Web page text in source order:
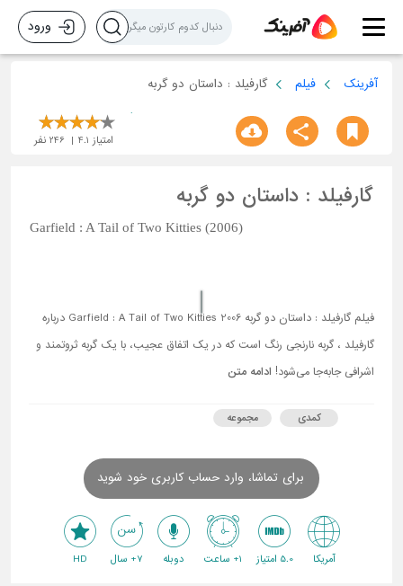
ورود
آفرینک فیلم گارفیلد : داستان دو گربه
امتیاز 4.1
246 نفر
گارفیلد : داستان دو گربه
Garfield : A Tail of Two Kitties (2006)
فیلم گارفیلد : داستان دو گربه Garfield : A Tail of Two Kitties 2006 درباره
گارفیلد ، گربه نارنجی رنگ است که در یک اتفاق عجیب، با یک گربه ثروتمند و
اشرافی جابه‌جا می‌شود! ادامه متن
کمدی مجموعه
برای تماشا، وارد حساب کاربری خود شوید
آمریکا 5.0 امتیاز 1+ ساعت دوبله 7+ سال HD